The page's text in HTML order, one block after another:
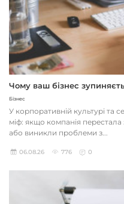
Чому ваш бізнес
Бізнес
У корпоративній культурі та
міф: якщо компанія
або виникли проблеми з...
06.08.26 776 0